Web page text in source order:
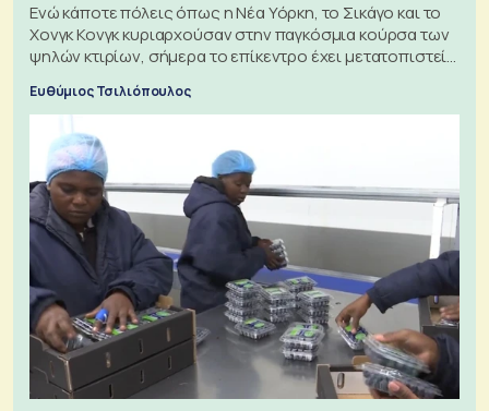
Ενώ κάποτε πόλεις όπως η Νέα Υόρκη, το Σικάγο και το
Χονγκ Κονγκ κυριαρχούσαν στην παγκόσμια κούρσα των
ψηλών κτιρίων, σήμερα το επίκεντρο έχει μετατοπιστεί
Ευθύμιος Τσιλιόπουλος